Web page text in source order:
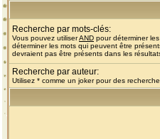
Recherche par mots-clés:
Vous pouvez utiliserAND pour déterminer
déterminer les mots qui peuvent être
devraient pas être présents dans les
Recherche par auteur:
Utilisez * comme un joker pour des